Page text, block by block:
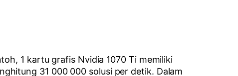
1 kartu grafis Nvidia 1070 Ti memiliki
31 000 000 solusi per detik. Dalam